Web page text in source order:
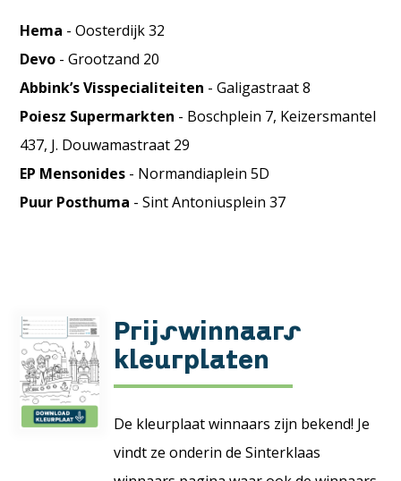
Hema - Oosterdijk 32
Devo - Grootzand 20
Abbink’s Visspecialiteiten - Galigastraat 8
Poiesz Supermarkten - Boschplein 7, Keizersmantel
437, J. Douwamastraat 29
EP Mensonides - Normandiaplein 5D
Puur Posthuma - Sint Antoniusplein 37
Prijswinnaars
kleurplaten
De kleurplaat winnaars zijn bekend! Je
vindt ze onderin de Sinterklaas